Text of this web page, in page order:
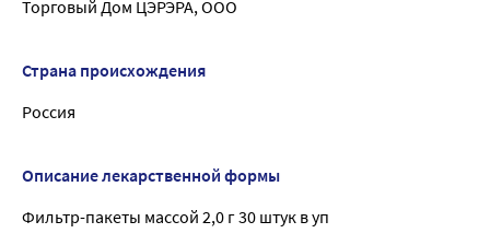
Торговый Дом ЦЭРЭРА, ООО
Страна происхождения
Россия
Описание лекарственной формы
Фильтр-пакеты массой 2,0 г 30 штук в уп